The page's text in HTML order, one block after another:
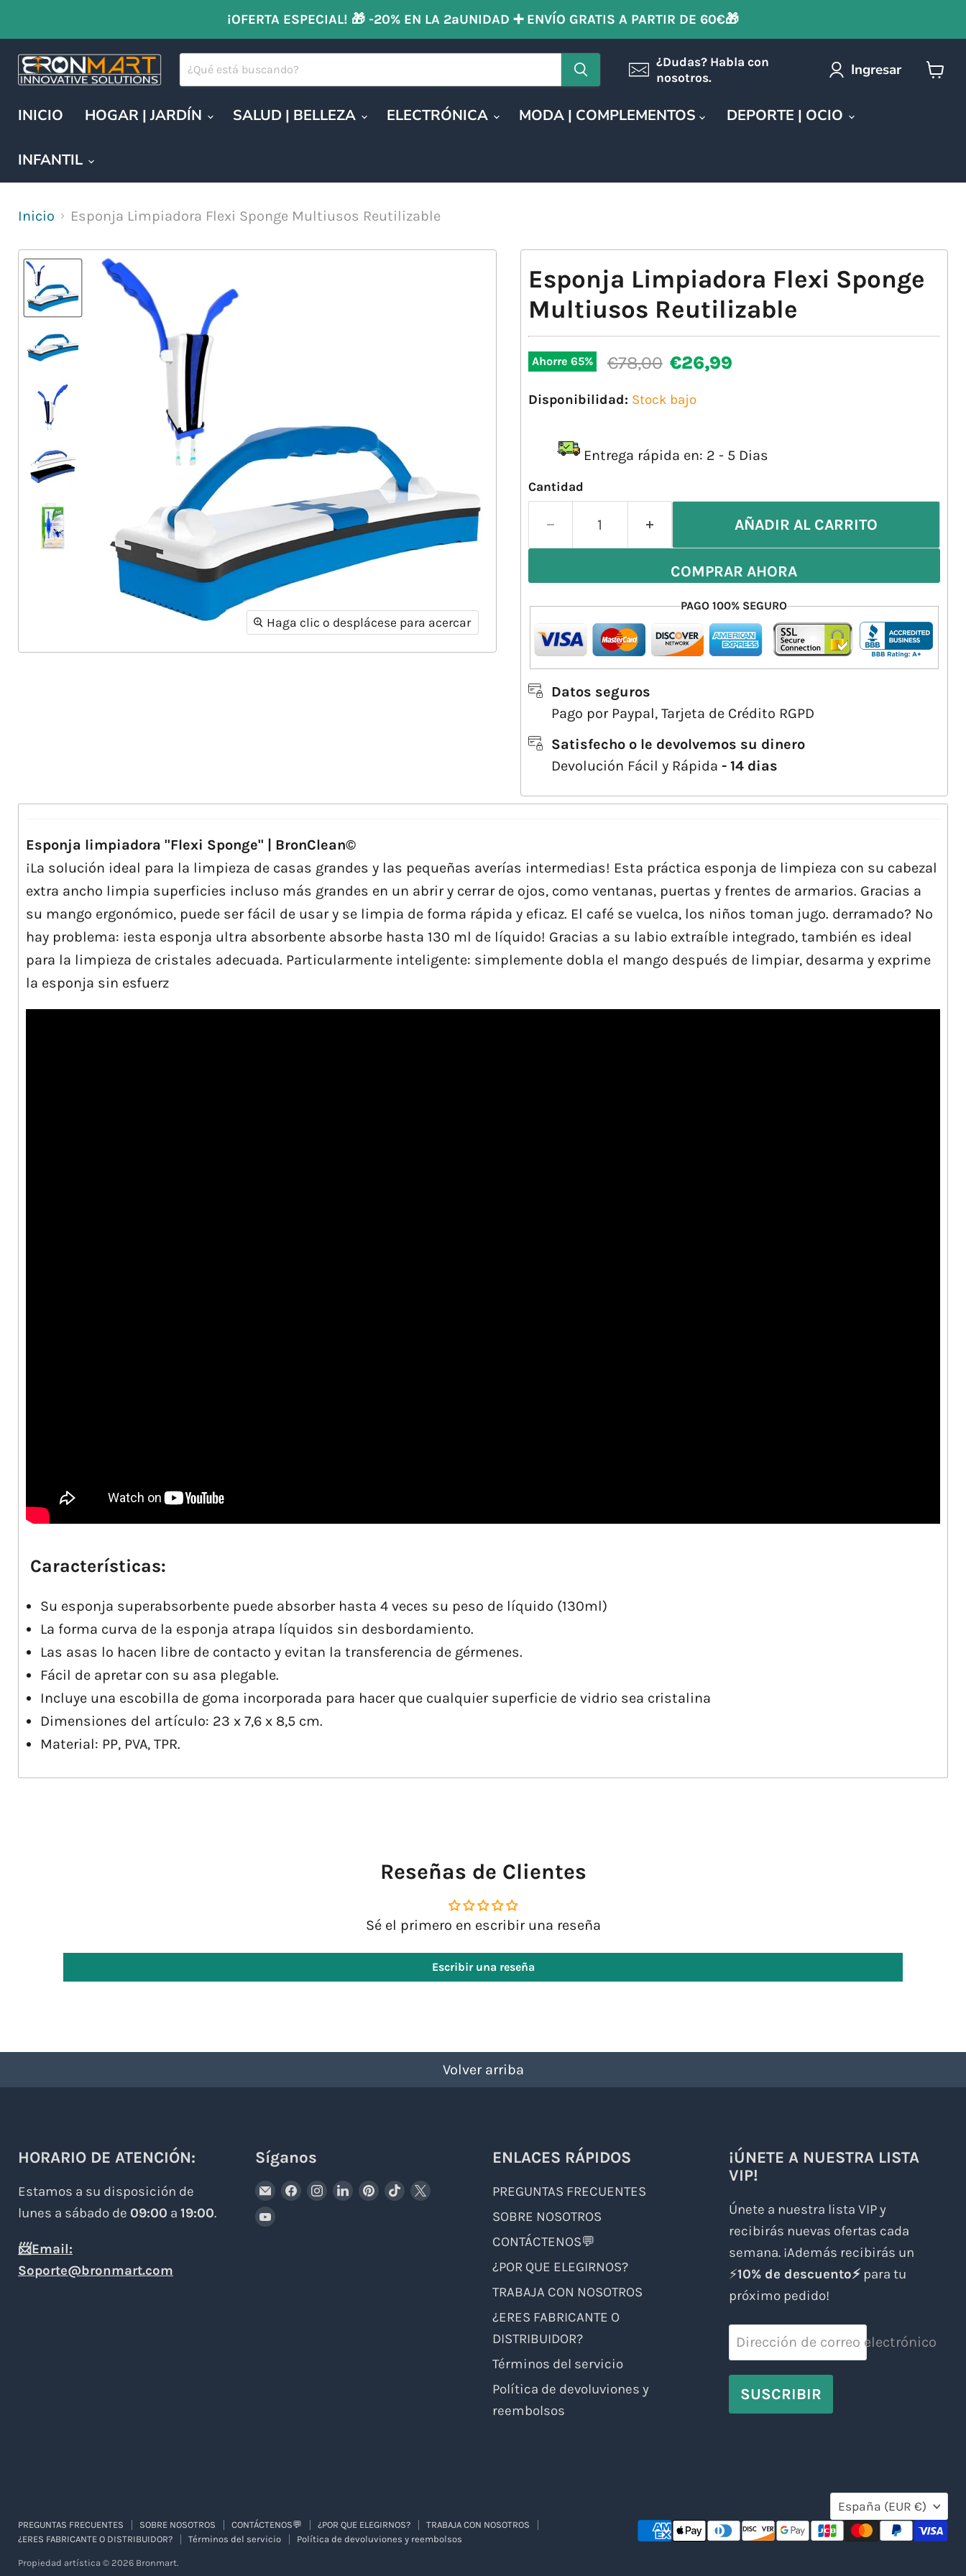
¡OFERTA ESPECIAL! 🎁 -20% EN LA 2ªUNIDAD ➕ ENVÍO GRATIS A PARTIR DE 60€🎁
¿Dudas? Habla con
nosotros.
Ingresar
INICIO HOGAR | JARDÍN SALUD | BELLEZA ELECTRÓNICA MODA | COMPLEMENTOS DEPORTE | OCIO
INFANTIL
Inicio Esponja Limpiadora Flexi Sponge Multiusos Reutilizable
Haga clic o desplácese para acercar
Esponja Limpiadora Flexi Sponge
Multiusos Reutilizable
Ahorre 65% Precio original
€78,00 Precio actual
€26,99
Disponibilidad: Stock bajo
Entrega rápida en: 2 - 5 Dias
Cantidad
AÑADIR AL CARRITO
COMPRAR AHORA
PAGO 100% SEGURO
Datos seguros
Pago por Paypal, Tarjeta de Crédito RGPD
Satisfecho o le devolvemos su dinero
Devolución Fácil y Rápida - 14 dias
Esponja limpiadora "Flexi Sponge" | BronClean©
¡La solución ideal para la limpieza de casas grandes y las pequeñas averías intermedias! Esta práctica esponja de limpieza con su cabezal
extra ancho limpia superficies incluso más grandes en un abrir y cerrar de ojos, como ventanas, puertas y frentes de armarios. Gracias a
su mango ergonómico, puede ser fácil de usar y se limpia de forma rápida y eficaz. El café se vuelca, los niños toman jugo. derramado? No
hay problema: ¡esta esponja ultra absorbente absorbe hasta 130 ml de líquido! Gracias a su labio extraíble integrado, también es ideal
para la limpieza de cristales adecuada. Particularmente inteligente: simplemente dobla el mango después de limpiar, desarma y exprime
la esponja sin esfuerz
Características:
Su esponja superabsorbente puede absorber hasta 4 veces su peso de líquido (130ml)
La forma curva de la esponja atrapa líquidos sin desbordamiento.
Las asas lo hacen libre de contacto y evitan la transferencia de gérmenes.
Fácil de apretar con su asa plegable.
Incluye una escobilla de goma incorporada para hacer que cualquier superficie de vidrio sea cristalina
Dimensiones del artículo: 23 x 7,6 x 8,5 cm.
Material: PP, PVA, TPR.
Reseñas de Clientes
Sé el primero en escribir una reseña
Escribir una reseña
Volver arriba
HORARIO DE ATENCIÓN:
Estamos a su disposición de
lunes a sábado de 09:00 a 19:00.
📨Email:
Soporte@bronmart.com
Síganos
Encuéntrenos
en
Encuéntrenos
Encuéntrenos
Encuéntrenos
Encuéntrenos
Encuéntrenos
Encuéntrenos
Encuéntrenos
ENLACES RÁPIDOS
PREGUNTAS FRECUENTES
SOBRE NOSOTROS
CONTÁCTENOS💬
¿POR QUE ELEGIRNOS?
TRABAJA CON NOSOTROS
¿ERES FABRICANTE O
DISTRIBUIDOR?
Términos del servicio
Política de devoluviones y
reembolsos
¡ÚNETE A NUESTRA LISTA
VIP!
Únete a nuestra lista VIP y
recibirás nuevas ofertas cada
semana. ¡Además recibirás un
⚡10% de descuento⚡ para tu
próximo pedido!
Dirección de correo electrónico
SUSCRIBIR
País
España (EUR €)
PREGUNTAS FRECUENTES SOBRE NOSOTROS CONTÁCTENOS💬 ¿POR QUE ELEGIRNOS?
TRABAJA CON NOSOTROS
¿ERES FABRICANTE O DISTRIBUIDOR?
Términos del servicio Política de devoluviones y reembolsos
Propiedad artística © 2026 Bronmart.